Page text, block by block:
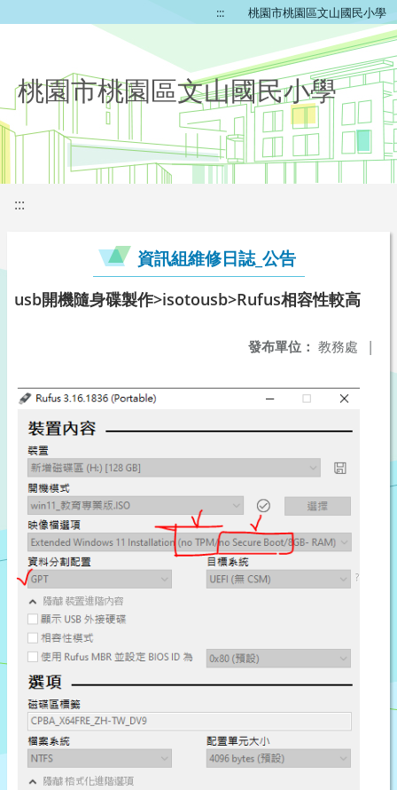
::: 桃園市桃園區文山國民小學
桃園市桃園區文山國民小學
:::
資訊組維修日誌_公告
usb開機隨身碟製作>isotousb>Rufus相容性較高
發布單位： 教務處 |